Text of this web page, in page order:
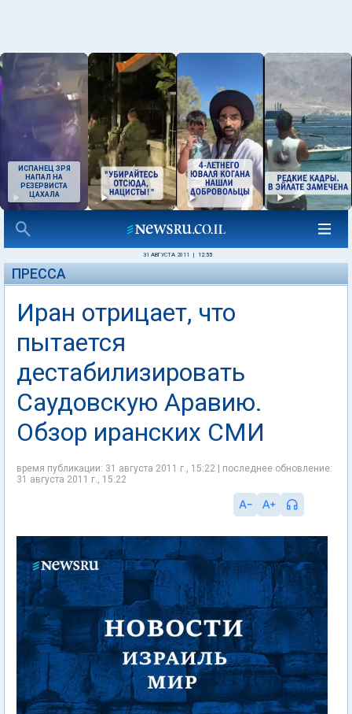
ИСПАНЕЦ ЗРЯ
НАПАЛ НА
РЕЗЕРВИСТА
ЦАХАЛА
31 АВГУСТА 2011 12:55
ПРЕССА
Иран отрицает, что
пытается
дестабилизировать
Саудовскую Аравию.
Обзор иранских СМИ
время публикации: 31 августа 2011 г., 15:22 | последнее обновление:
31 августа 2011 г., 15:22